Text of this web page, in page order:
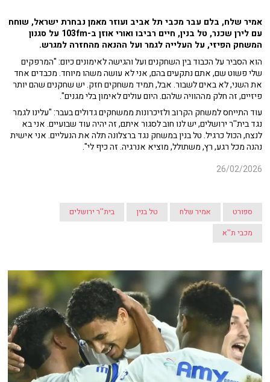
אמיר שלח, בלם עבר מכבי תל אביב ועוזר מאמן נבחרת ישראל, שוחח
עם לירן שכנר, טל בנין, חיים רביבו ואורי אוזן ב-103fm על
סגנון
המשחק הפיזי, על העלייה לגמר ועל ההנאה מהחזרה למגרש.
הוא הסביר על הכבוד בין השחקנים ועל והגישה לאימונים כיום: "המרפקים
שלי פשוט שם, אתם נתקעים בהם, אני לא עושה משהו מיוחד. מכבדים אחד
את השני, לא באים לשבור. אבל, תמיד משחקים חזק. יש שחקנים שהם יותר
פיזיים, זה חלק מההוויה שלהם. היום עולים לאימון בלי מגנים".
עוד התייחס למשחק הקרוב ולזיכרונות ממשחקים גדולים בעבר: "עלינו לגמר
נגד בית''ר ירושלים, יש לנו חוב לסגור איתם, זה יהיה עוד שבועיים. אני בא
לנצח, הכול כרגיל. טל בנין במשחק נגד ברצלונה תלה את הנעליים. אני אישית
נהנה מכל רגע, רץ, משתולל, מוציא אנרגיה. זה כיף לי".
26/02/2026
ספורט אמיר שלח טל בנין
בית''ר ירושלים
מכבי ת''א